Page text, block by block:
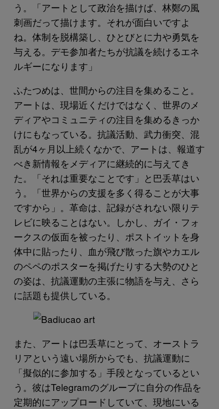
う。「アートとして政治を描けば、林鄭の風
刺画だって描けます。それが面白いですよ
ね。体制を脱構築し、ひとびとに力や勇気を
与える。デモ参加者たちが抗議を続けるエネ
ルギーになります」
ふたつめは、世間からの注目を集めること。
アートは、現場近くだけではなく、世界のメ
ディアやコミュニティの注目を集めるきっか
けにもなっている。抗議活動、武力衝突、混
乱が4ヶ月以上続くなかで、アートは、報道す
べき新情報をメディアに継続的に与えてき
た。「それは重要なことです」と巴丢草はい
う。「世界からの支援を多く得ることが大事
ですから」。革命は、記録がされない限りテ
レビに映ることはない。しかし、ガイ・フォ
ークスの仮面を被ったり、ポストイットを身
体中に貼ったり、血が飛び散った旗やカエル
のペペのポスターを掲げたりする大勢のひと
の姿は、抗議運動の主張に物語を与え、さら
に話題も提供している。
また、アートは巴丢草にとって、オーストラ
リアという遠い場所からでも、抗議運動に
「擬似的に参加する」手段となっているとい
う。彼はTelegramのグループに自分の作品を
定期的にアップロードしていて、現地にいる